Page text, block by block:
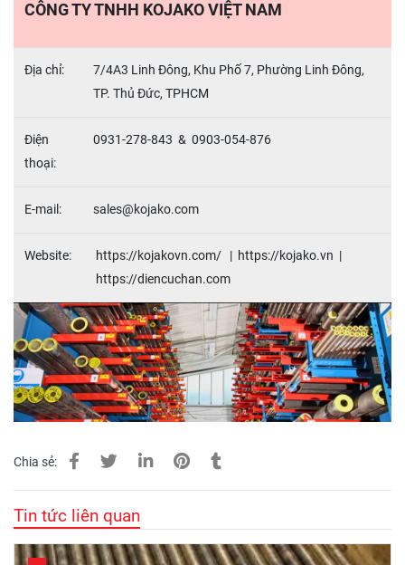
CÔNG TY TNHH KOJAKO VIỆT NAM
Địa chỉ:
7/4A3 Linh Đông, Khu Phố 7, Phường Linh Đông,
TP. Thủ Đức, TPHCM
Điện
thoại:
0931-278-843 & 0903-054-876
E-mail: sales@kojako.com
Website: https://kojakovn.com/ | https://kojako.vn |
https://diencuchan.com
Chia sẻ:
Tin tức liên quan